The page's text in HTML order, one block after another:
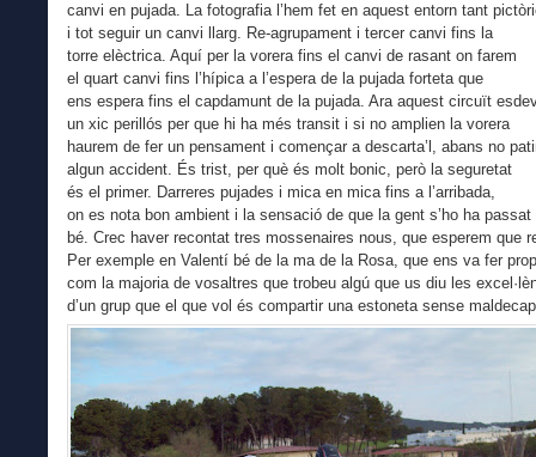
canvi en pujada. La fotografia l’hem fet en aquest entorn tant
i tot seguir un canvi llarg. Re-agrupament i tercer canvi fins la
torre elèctrica. Aquí per la vorera fins el canvi de rasant on farem
el quart canvi fins l’hípica a l’espera de la pujada forteta que
ens espera fins el capdamunt de la pujada. Ara aquest circuït
un xic perillós per que hi ha més transit i si no amplien la vorera
haurem de fer un pensament i començar a descarta’l, abans no
algun accident. És trist, per què és molt bonic, però la seguretat
és el primer. Darreres pujades i mica en mica fins a l’arribada,
on es nota bon ambient i la sensació de que la gent s’ho ha passat
bé. Crec haver recontat tres mossenaires nous, que esperem que
Per exemple en Valentí bé de la ma de la Rosa, que ens va fer
com la majoria de vosaltres que trobeu algú que us diu les
d’un grup que el que vol és compartir una estoneta sense